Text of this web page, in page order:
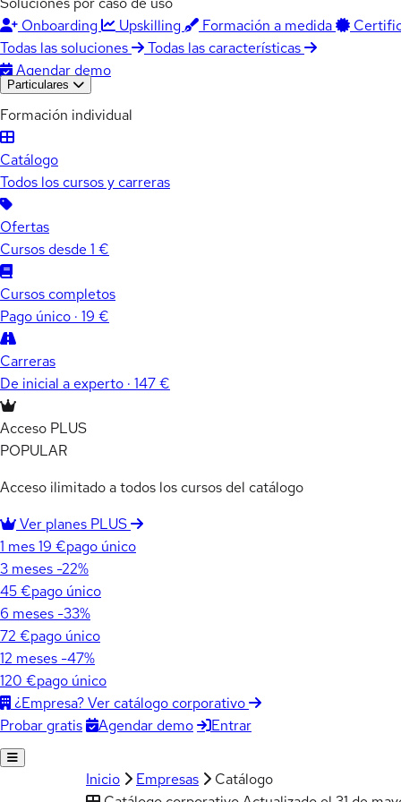
Onboarding
Upskilling Formación a medida
Todas las soluciones
Todas las características
Agendar demo
Particulares
Formación individual
Catálogo
Todos los cursos y carreras
Ofertas
Cursos desde 1 €
Cursos completos
Pago único · 19 €
Carreras
De inicial a experto · 147 €
Acceso PLUS
POPULAR
Acceso ilimitado a todos los cursos del catálogo
Ver planes PLUS
1 mes19 €pago único
3 meses -22%
45 €pago único
6 meses -33%
72 €pago único
12 meses -47%
120 €pago único
¿Empresa? Ver catálogo corporativo
Probar gratis
Agendar demo Entrar
Inicio Empresas
Catálogo